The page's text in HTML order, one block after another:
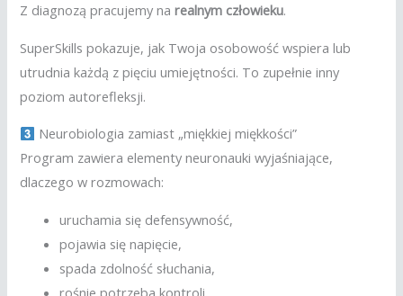
Z diagnozą pracujemy narealnym człowieku.
SuperSkills pokazuje, jak Twoja osobowość wspiera lub
utrudnia każdą z pięciu umiejętności. To zupełnie inny
poziom autorefleksji.
Neurobiologia zamiast „miękkiej miękkości”
Program zawiera elementy neuronauki wyjaśniające,
dlaczego w rozmowach:
uruchamia się defensywność,
pojawia się napięcie,
spada zdolność słuchania,
rośnie potrzeba kontroli.